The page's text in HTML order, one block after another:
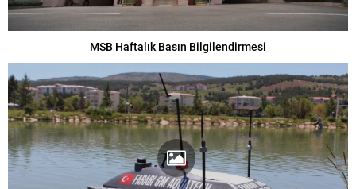
MSB Haftalık Basın Bilgilendirmesi